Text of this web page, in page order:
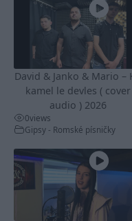
David & Janko & Mario –
kamel le devles ( cover
audio ) 2026
0views
Gipsy - Romské písničky